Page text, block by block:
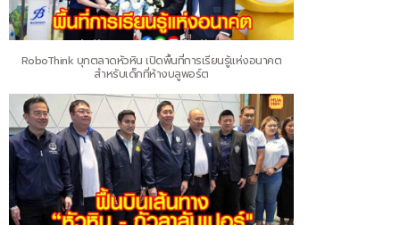
RoboThink บุกตลาดหัวหิน เปิดพื้นที่การเรียนรู้แห่งอนาคต
สำหรับเด็กที่ห้างบลูพอร์ต